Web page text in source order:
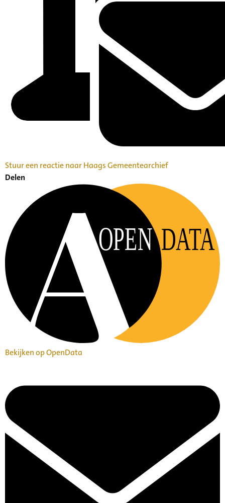
Stuur een reactie naar Haags Gemeentearchief
Delen
OPEN DATA
Bekijken op OpenData